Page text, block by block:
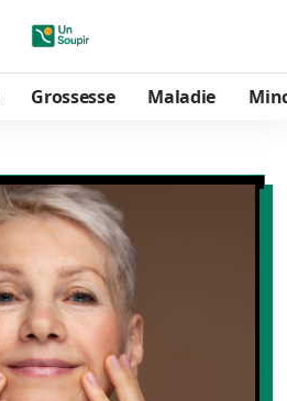
Grossesse Maladie